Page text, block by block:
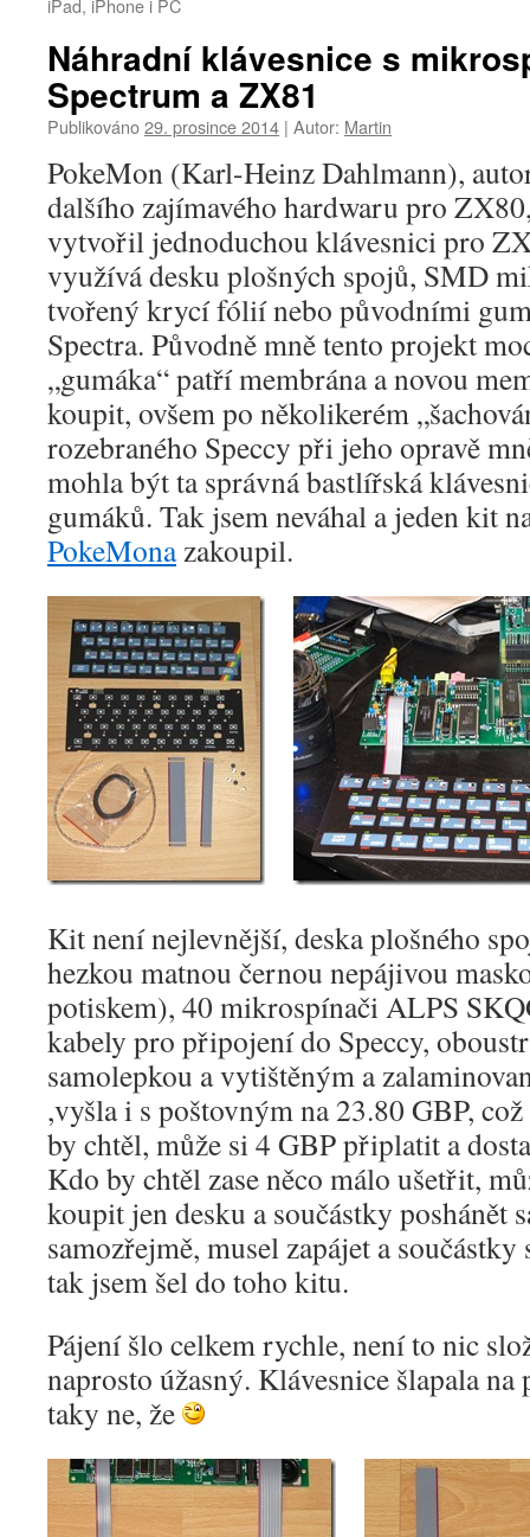
iPad, iPhone i PC
Náhradní klávesnice s
Spectrum a ZX81
Publikováno29. prosince 2014 | Autor: Martin
PokeMon (Karl-Heinz Dahlmann),
dalšího zajímavého hardwaru pro
vytvořil jednoduchou klávesnici pro
využívá desku plošných spojů, SMD
tvořený krycí fólií nebo původními
Spectra. Původně mně tento projekt
„gumáka“ patří membrána a novou
koupit, ovšem po několikerém
rozebraného Speccy při jeho opravě
mohla být ta správná bastlířská
gumáků. Tak jsem neváhal a jeden kit
PokeMonazakoupil.
Kit není nejlevnější, deska plošného
hezkou matnou černou nepájivou
potiskem), 40 mikrospínači ALPS
kabely pro připojení do Speccy,
samolepkou a vytištěným a
,vyšla i s poštovným na 23.80 GBP,
by chtěl, může si 4 GBP připlatit a
Kdo by chtěl zase něco málo ušetřit,
koupit jen desku a součástky poshánět
samozřejmě, musel zapájet a
tak jsem šel do toho kitu.
Pájení šlo celkem rychle, není to nic
naprosto úžasný. Klávesnice šlapala
taky ne, že